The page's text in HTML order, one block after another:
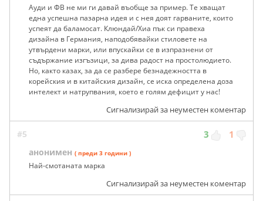
Ауди и ФВ не ми ги давай въобще за пример. Те хващат
една успешна пазарна идея и с нея доят гарваните, които
успеят да баламосат. Клюндай/Хиа пък си правеха
дизайна в Германия, наподобявайки стиловете на
утвърдени марки, или впускайки се в изпразнени от
съдържание изгъзици, за дива радост на простолюдието.
Но, както казах, за да се разбере безнадежността в
корейския и в китайския дизайн, се иска определена доза
интелект и натрупвания, което е голям дефицит у нас!
Сигнализирай за неуместен коментар
#5 3 1
анонимен ( преди 3 години )
Най-смотаната марка
Сигнализирай за неуместен коментар